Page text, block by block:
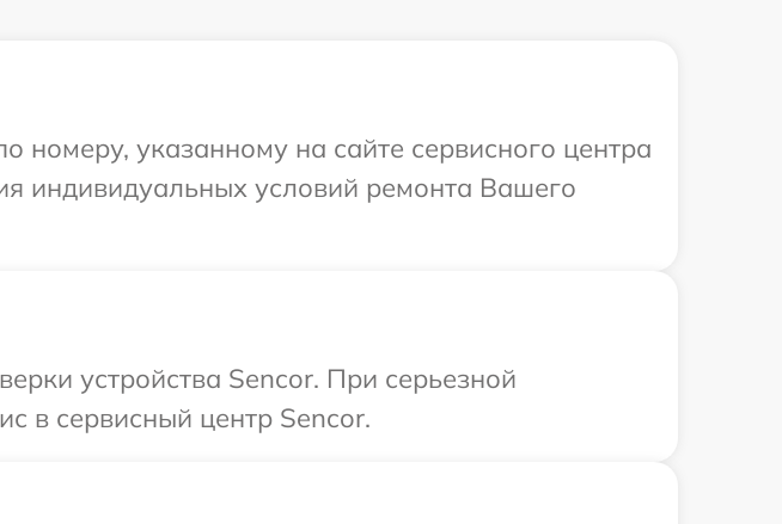
номеру, указанному на сайте сервисного центра
индивидуальных условий ремонта Вашего
устройства Sencor. При серьезной
в сервисный центр Sencor.